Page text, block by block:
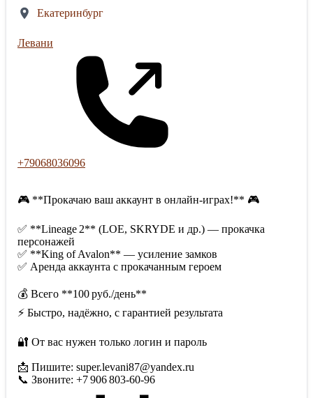
Екатеринбург
Левани
+79068036096
🎮 **Прокачаю ваш аккаунт в онлайн‑играх!** 🎮
✅ **Lineage 2** (LOE, SKRYDE и др.) — прокачка
персонажей
✅ **King of Avalon** — усиление замков
✅ Аренда аккаунта с прокачанным героем
💰 Всего **100 руб./день**
⚡ Быстро, надёжно, с гарантией результата
🔐 От вас нужен только логин и пароль
📩 Пишите: super.levani87@yandex.ru
📞 Звоните: +7 906 803‑60‑96